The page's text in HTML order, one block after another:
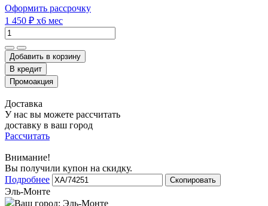
Оформить рассрочку
1 450 ₽ x6 мес
Добавить в корзину
Доставка
У нас вы можете рассчитать
доставку в ваш город
Рассчитать
Внимание!
Вы получили купон на скидку.
Подробнее
Скопировать
Эль-Монте
Ваш город: Эль-Монте